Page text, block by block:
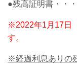
●残高証明書・・
※2022年1月17日
す。
※経過利息ありの